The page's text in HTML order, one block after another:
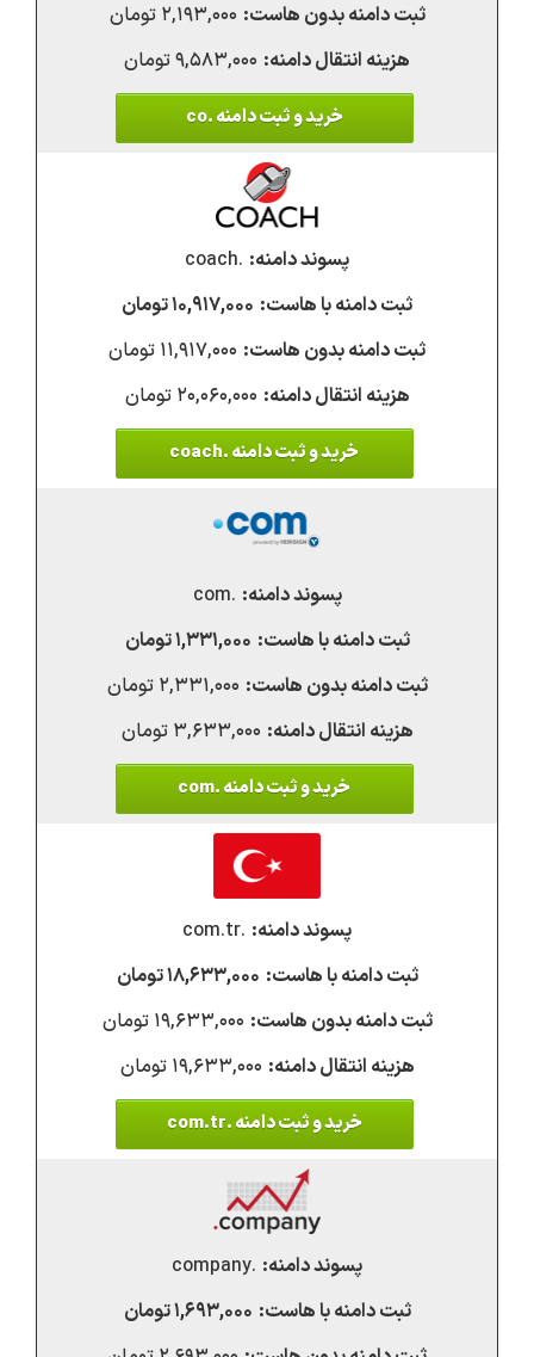
۲,۱۹۳,۰۰۰ تومان
۹,۵۸۳,۰۰۰ تومان
خرید و ثبت دامنه .co
.coach
۱۰,۹۱۷,۰۰۰ تومان
۱۱,۹۱۷,۰۰۰ تومان
۲۰,۰۶۰,۰۰۰ تومان
خرید و ثبت دامنه .coach
.com
۱,۳۳۱,۰۰۰ تومان
۲,۳۳۱,۰۰۰ تومان
۳,۶۳۳,۰۰۰ تومان
خرید و ثبت دامنه .com
.com.tr
۱۸,۶۳۳,۰۰۰ تومان
۱۹,۶۳۳,۰۰۰ تومان
۱۹,۶۳۳,۰۰۰ تومان
خرید و ثبت دامنه .com.tr
.company
۱,۶۹۳,۰۰۰ تومان